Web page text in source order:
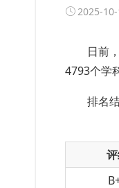
2025-
日前
4793个学
排名